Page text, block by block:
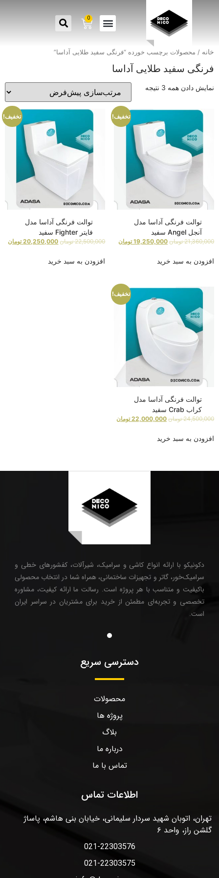
0
خانه / محصولات برچسب خورده “فرنگی سفید طلایی آداسا”
فرنگی سفید طلایی آداسا
نمایش دادن همه 3 نتیجه
تخفیف!
توالت فرنگی آداسا مدل
آنجل Angel سفید
21,360,000 تومان 19,250,000 تومان
افزودن به سبد خرید
تخفیف!
توالت فرنگی آداسا مدل
فایتر Fighter سفید
22,500,000 تومان 20,250,000 تومان
افزودن به سبد خرید
تخفیف!
توالت فرنگی آداسا مدل
کراب Crab سفید
24,500,000 تومان 22,000,000 تومان
افزودن به سبد خرید
دکونیکو با ارائه انواع کاشی و سرامیک، شیرآلات، کفشورهای خطی و
سرامیک‌خور، گاتر و تجهیزات ساختمانی، همراه شما در انتخاب محصولی
باکیفیت و متناسب با هر پروژه است. رسالت ما ارائه کیفیت، مشاوره
تخصصی و تجربه‌ای مطمئن از خرید برای مشتریان در سراسر ایران
است.
دسترسی سریع
محصولات
پروژه ها
بلاگ
درباره ما
تماس با ما
اطلاعات تماس
تهران، اتوبان شهید سردار سلیمانی، خیابان بنی هاشم، پاساژ
گلشن راز، واحد ۶
021-22303576
021-22303575